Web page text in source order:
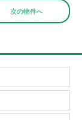
次の物件へ